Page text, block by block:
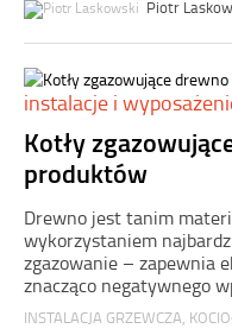
Piotr
instalacje i
Kotły
produktów
Drewno jest tanim
wykorzystaniem
zgazowanie – zapewnia
znacząco negatywnego
INSTALACJA GRZEWCZA,